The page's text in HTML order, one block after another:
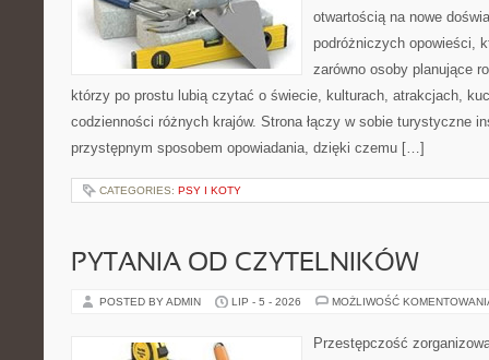
otwartością na nowe
podróżniczych opowieści,
zarówno osoby planujące
którzy po prostu lubią czytać o świecie, kulturach, atrakcjach,
codzienności różnych krajów. Strona łączy w sobie turystyczne
przystępnym sposobem opowiadania, dzięki czemu […]
CATEGORIES: PSY I KOTY
PYTANIA OD CZYTELNIKÓW
POSTED BY ADMIN LIP - 5 - 2026 MOŻLIWOŚĆ
Przestępczość